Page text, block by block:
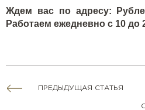
Ждем вас по адресу:
Работаем ежедневно с 10 до
ПРЕДЫДУЩАЯ СТАТЬЯ